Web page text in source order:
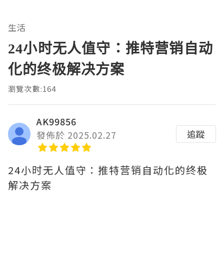
生活
24小时无人值守：推特营销自动
化的终极解决方案
瀏覽次數:164
AK99856
發佈於 2025.02.27
追蹤
24小时无人值守：推特营销自动化的终极
解决方案